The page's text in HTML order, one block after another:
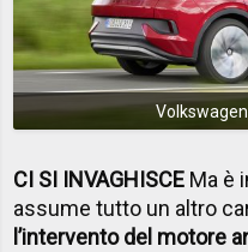
Volkswagen
CI SI INVAGHISCE Ma è
assume tutto un altro
l’intervento del motore